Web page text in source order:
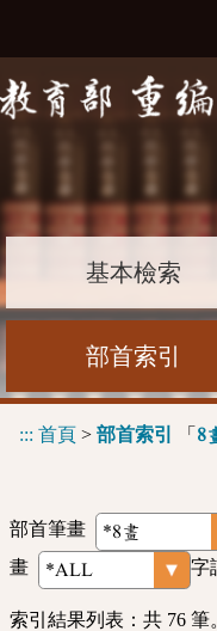
基本檢索
部首索引
::: 首頁 > 部首索引 「 8
部首筆畫
畫
字
索引結果列表：共 76 筆